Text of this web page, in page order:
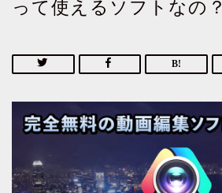
って使えるソフトなの？